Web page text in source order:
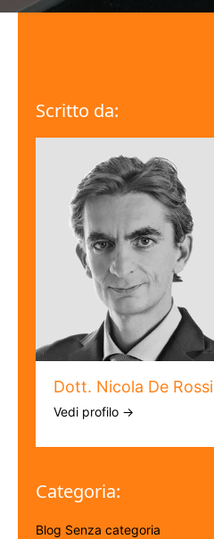
Scritto da:
Dott. Nicola De Rossi
Vedi profilo →
Categoria:
Blog Senza categoria